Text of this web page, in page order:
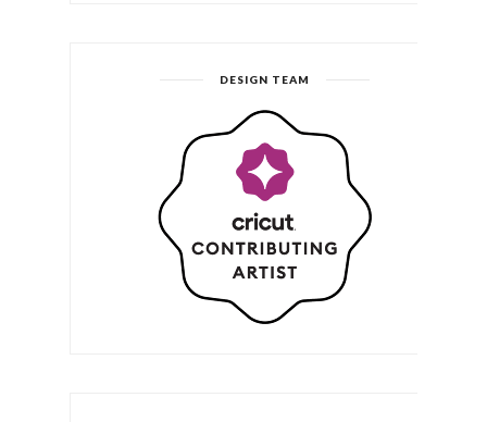
DESIGN TEAM